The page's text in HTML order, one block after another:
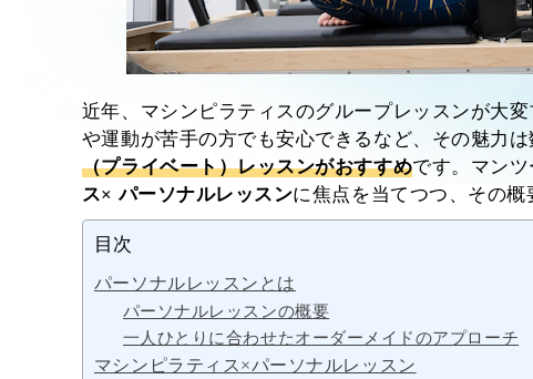
近年、マシンピラティスのグループレッスンが大
や運動が苦手の方でも安心できるなど、その魅力
（プライベート）レッスンがおすすめです。マン
ス× パーソナルレッスンに焦点を当てつつ、その
目次
パーソナルレッスンとは
パーソナルレッスンの概要
一人ひとりに合わせたオーダーメイドのアプローチ
マシンピラティス×パーソナルレッスン